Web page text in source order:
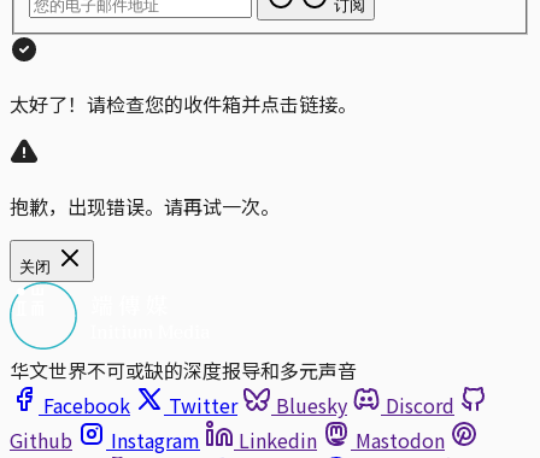
订阅
太好了！请检查您的收件箱并点击链接。
抱歉，出现错误。请再试一次。
关闭
华文世界不可或缺的深度报导和多元声音
Facebook
Twitter Bluesky
Discord
Github
Instagram Linkedin
Mastodon